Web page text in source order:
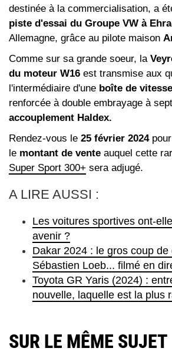
destinée à la commercialisation, a
piste d'essai du Groupe VW à
Allemagne, grâce au pilote maison
Comme sur sa grande soeur, la
du moteur W16 est transmise aux
l'intermédiaire d'une boîte de
renforcée à double embrayage à
accouplement Haldex.
Rendez-vous le 25 février 2024pour
le montant de vente auquel cette
Super Sport 300+ sera adjugé.
A LIRE AUSSI :
Les voitures sportives ont-
avenir ?
Dakar 2024 : le gros coup de
Sébastien Loeb... filmé en
Toyota GR Yaris (2024) :
nouvelle, laquelle est la plus
SUR LE MÊME SUJET